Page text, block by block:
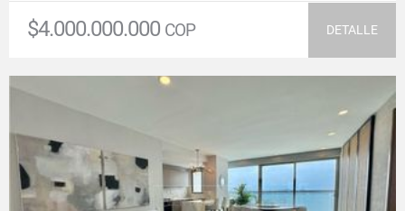
$4.000.000.000 COP DETALLE
VER DETALLES